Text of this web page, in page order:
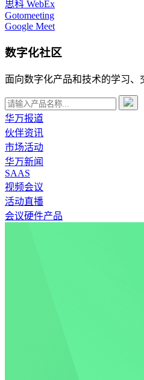
思科 WebEx
Gotomeeting
Google Meet
数字化社区
面向数字化产品和技术的学习、
华万报道
伙伴资讯
市场活动
华万新闻
SAAS
视频会议
活动直播
会议硬件产品